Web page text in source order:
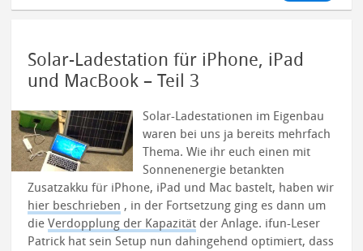
Solar-Ladestation für iPhone, iPad
und MacBook – Teil 3
Solar-Ladestationen im Eigenbau
waren bei uns ja bereits mehrfach
Thema. Wie ihr euch einen mit
Sonnenenergie betankten
Zusatzakku für iPhone, iPad und Mac bastelt, haben wir
hier beschrieben , in der Fortsetzung ging es dann um
dieVerdopplung der Kapazität der Anlage. ifun-Leser
Patrick hat sein Setup nun dahingehend optimiert, dass